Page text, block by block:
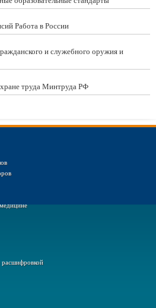
Работа в России
и служебного оружия и
труда Минтруда РФ